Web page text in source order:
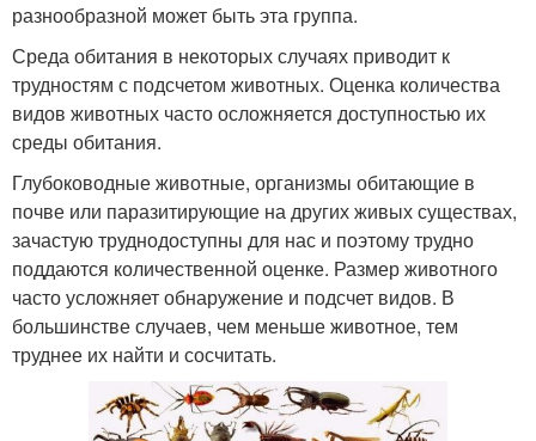
разнообразной может быть эта группа.
Среда обитания в некоторых случаях приводит к
трудностям с подсчетом животных. Оценка количества
видов животных часто осложняется доступностью их
среды обитания.
Глубоководные животные, организмы обитающие в
почве или паразитирующие на других живых существах,
зачастую труднодоступны для нас и поэтому трудно
поддаются количественной оценке. Размер животного
часто усложняет обнаружение и подсчет видов. В
большинстве случаев, чем меньше животное, тем
труднее их найти и сосчитать.